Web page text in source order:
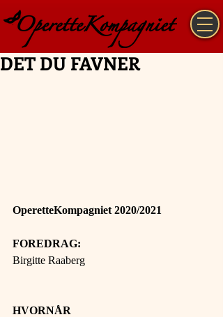
DET DU FAVNER
OperetteKompagniet 2020/2021
FOREDRAG:
Birgitte Raaberg
HVORNÅR